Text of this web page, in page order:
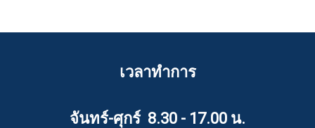
เวลาทำการ
จันทร์-ศุกร์ 8.30 - 17.00 น.